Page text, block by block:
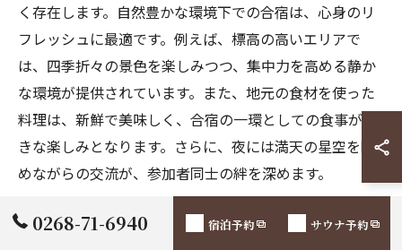
く存在します。自然豊かな環境下での合宿は、心身のリ
フレッシュに最適です。例えば、標高の高いエリアで
は、四季折々の景色を楽しみつつ、集中力を高める静か
な環境が提供されています。また、地元の食材を使った
料理は、新鮮で美味しく、合宿の一環としての食事が大
きな楽しみとなります。さらに、夜には満天の星空を眺
めながらの交流が、参加者同士の絆を深めます。
大自然に囲まれた宿泊施設
0268-71-6940 宿泊予約 サウナ予約